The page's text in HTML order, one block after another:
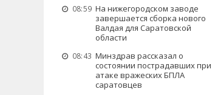
08:59 На нижегородском заводе
завершается сборка нового
Валдая для Саратовской
области
08:43 Минздрав рассказал о
состоянии пострадавших при
атаке вражеских БПЛА
саратовцев